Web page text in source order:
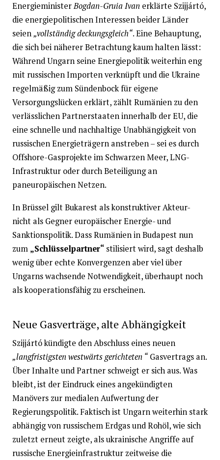
EnergieministerBogdan-Gruia Ivan erklärte Szijjártó,
die energiepolitischen Interessen beider Länder
seien„vollständig deckungsgleich“. Eine Behauptung,
die sich bei näherer Betrachtung kaum halten lässt:
Während Ungarn seine Energiepolitik weiterhin eng
mit russischen Importen verknüpft und die Ukraine
regelmäßig zum Sündenbock für eigene
Versorgungslücken erklärt, zählt Rumänien zu den
verlässlichen Partnerstaaten innerhalb der EU, die
eine schnelle und nachhaltige Unabhängigkeit von
russischen Energieträgern anstreben – sei es durch
Offshore-Gasprojekte im Schwarzen Meer, LNG-
Infrastruktur oder durch Beteiligung an
paneuropäischen Netzen.
In Brüssel gilt Bukarest als konstruktiver Akteur-
nicht als Gegner europäischer Energie- und
Sanktionspolitik. Dass Rumänien in Budapest nun
zum „Schlüsselpartner“stilisiert wird, sagt deshalb
wenig über echte Konvergenzen aber viel über
Ungarns wachsende Notwendigkeit, überhaupt noch
als kooperationsfähig zu erscheinen.
Neue Gasverträge, alte Abhängigkeit
Szijjártó kündigte den Abschluss eines neuen
„langfristigsten westwärts gerichteten “Gasvertrags an.
Über Inhalte und Partner schweigt er sich aus. Was
bleibt, ist der Eindruck eines angekündigten
Manövers zur medialen Aufwertung der
Regierungspolitik. Faktisch ist Ungarn weiterhin stark
abhängig von russischem Erdgas und Rohöl, wie sich
zuletzt erneut zeigte, als ukrainische Angriffe auf
russische Energieinfrastruktur zeitweise die